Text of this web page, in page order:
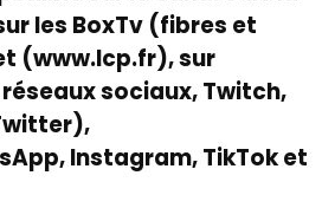
les BoxTv (fibres et
(www.lcp.fr), sur
sociaux, Twitch,
Instagram,TikToket